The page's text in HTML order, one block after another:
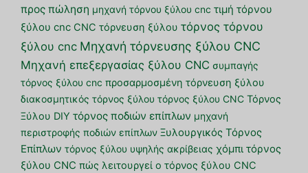
προς πώληση μηχανή τόρνου ξύλου cnc τιμή τόρνου
ξύλου cnc CNC τόρνευση ξύλου τόρνος τόρνου
ξύλου cnc Μηχανή τόρνευσης ξύλου CNC
Μηχανή επεξεργασίας ξύλου CNC συμπαγής
τόρνος ξύλου cnc προσαρμοσμένη τόρνευση ξύλου
διακοσμητικός τόρνος ξύλου τόρνος ξύλου CNC Τόρνος
Ξύλου DIY τόρνος ποδιών επίπλων μηχανή
περιστροφής ποδιών επίπλων Ξυλουργικός Τόρνος
Επίπλων τόρνος ξύλου υψηλής ακρίβειας χόμπι τόρνος
ξύλου CNC πώς λειτουργεί ο τόρνος ξύλου CNC